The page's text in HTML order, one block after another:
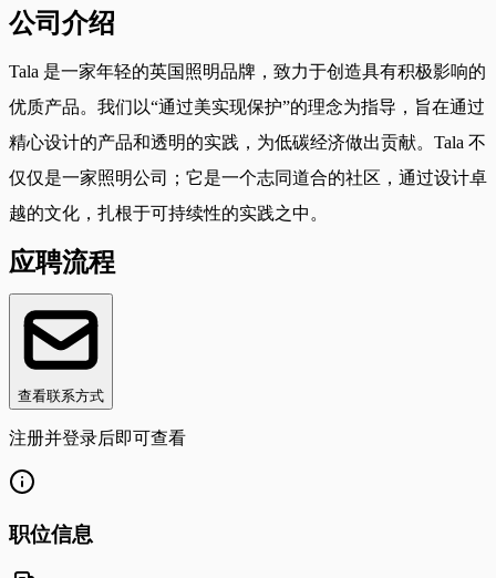
公司介绍
Tala 是一家年轻的英国照明品牌，致力于创造具有积极影响的
优质产品。我们以“通过美实现保护”的理念为指导，旨在通过
精心设计的产品和透明的实践，为低碳经济做出贡献。Tala 不
仅仅是一家照明公司；它是一个志同道合的社区，通过设计卓
越的文化，扎根于可持续性的实践之中。
应聘流程
查看联系方式
注册并登录后即可查看
职位信息